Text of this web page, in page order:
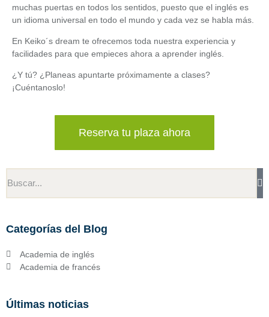
muchas puertas en todos los sentidos, puesto que el inglés es
un idioma universal en todo el mundo y cada vez se habla más.
En Keiko´s dream te ofrecemos toda nuestra experiencia y
facilidades para que empieces ahora a aprender inglés.
¿Y tú? ¿Planeas apuntarte próximamente a clases?
¡Cuéntanoslo!
Reserva tu plaza ahora
Categorías del Blog
Academia de inglés
Academia de francés
Últimas noticias